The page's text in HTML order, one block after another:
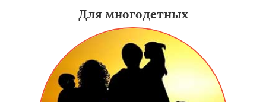
Для многодетных